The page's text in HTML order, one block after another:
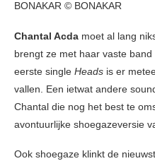
BONAKAR © BONAKAR
Chantal Acda moet al lang
brengt ze met haar vaste
eerste single Heads is er
vallen. Een ietwat andere
Chantal die nog het best te
avontuurlijke shoegazeversie
Ook shoegaze klinkt de